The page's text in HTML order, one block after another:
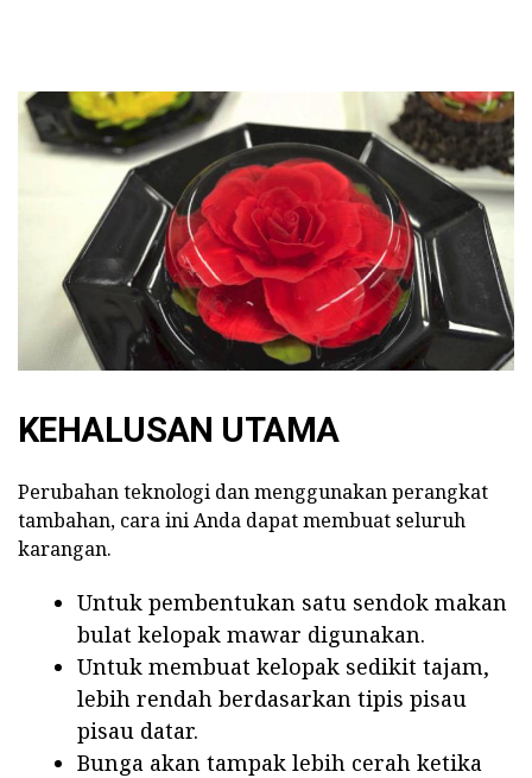
KEHALUSAN UTAMA
Perubahan teknologi dan menggunakan perangkat
tambahan, cara ini Anda dapat membuat seluruh
karangan.
Untuk pembentukan satu sendok makan
bulat kelopak mawar digunakan.
Untuk membuat kelopak sedikit tajam,
lebih rendah berdasarkan tipis pisau
pisau datar.
Bunga akan tampak lebih cerah ketika